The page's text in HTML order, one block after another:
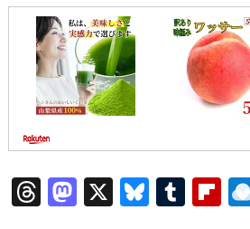
T M X Bl T Fl